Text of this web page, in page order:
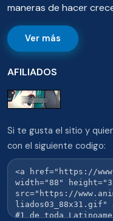
maneras de hacer
Ver más
AFILIADOS
Si te gusta el sitio y
con el siguiente codigo: